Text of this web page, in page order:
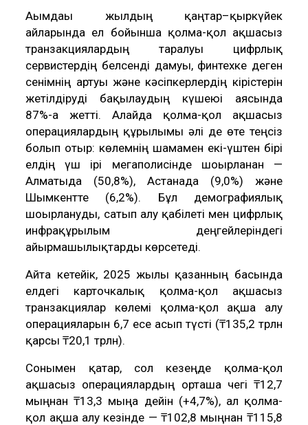
Ағымдағы жылдың қаңтар–қыркүйек
айларында ел бойынша қолма-қол ақшасыз
транзакциялардың таралуы цифрлық
сервистердің белсенді дамуы, финтехке деген
сенімнің артуы және кәсіпкерлердің кірістерін
жетілдіруді бақылаудың күшеюі аясында
87%-ға жетті. Алайда қолма-қол ақшасыз
операциялардың құрылымы әлі де өте теңсіз
болып отыр: көлемнің шамамен екі-үштен бірі
елдің үш ірі мегаполисінде шоғырланған —
Алматыда (50,8%), Астанада (9,0%) және
Шымкентте (6,2%). Бұл демографиялық
шоғырлануды, сатып алу қабілеті мен цифрлық
инфрақұрылым деңгейлеріндегі
айырмашылықтарды көрсетеді.
Айта кетейік, 2025 жылғы қазанның басында
елдегі карточкалық қолма-қол ақшасыз
транзакциялар көлемі қолма-қол ақша алу
операцияларын 6,7 есе асып түсті (₸135,2 трлн
қарсы ₸20,1 трлн).
Сонымен қатар, сол кезеңде қолма-қол
ақшасыз операциялардың орташа чегі ₸12,7
мыңнан ₸13,3 мыңға дейін (+4,7%), ал қолма-
қол ақша алу кезінде — ₸102,8 мыңнан ₸115,8